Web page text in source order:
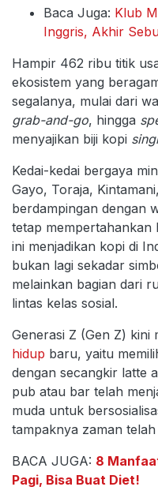
Baca Juga: Klub
Inggris, Akhir
Hampir 462 ribu titik
ekosistem yang
segalanya, mulai dari
grab-and-go, hingga
menyajikan biji kopi
Kedai-kedai bergaya
Gayo, Toraja,
berdampingan dengan
tetap mempertahankan
ini menjadikan kopi di
bukan lagi sekadar
melainkan bagian dari
lintas kelas sosial.
Generasi Z (Gen Z) kini
hidup baru, yaitu
dengan secangkir latte
pub atau bar telah
muda untuk
tampaknya zaman
BACA JUGA: 8
Pagi, Bisa Buat Diet!